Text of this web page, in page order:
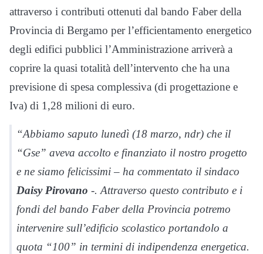
attraverso i contributi ottenuti dal bando Faber della
Provincia di Bergamo per l’efficientamento energetico
degli edifici pubblici l’Amministrazione arriverà a
coprire la quasi totalità dell’intervento che ha una
previsione di spesa complessiva (di progettazione e
Iva) di 1,28 milioni di euro.
“Abbiamo saputo lunedì (18 marzo, ndr) che il
“Gse” aveva accolto e finanziato il nostro progetto
e ne siamo felicissimi – ha commentato il sindaco
Daisy Pirovano -. Attraverso questo contributo e i
fondi del bando Faber della Provincia potremo
intervenire sull’edificio scolastico portandolo a
quota “100” in termini di indipendenza energetica.